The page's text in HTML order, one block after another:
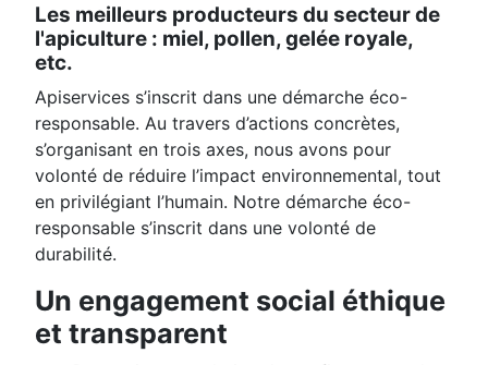
Les meilleurs producteurs du secteur de
l'apiculture : miel, pollen, gelée royale,
etc.
Apiservices s’inscrit dans une démarche éco-
responsable. Au travers d’actions concrètes,
s’organisant en trois axes, nous avons pour
volonté de réduire l’impact environnemental, tout
en privilégiant l’humain. Notre démarche éco-
responsable s’inscrit dans une volonté de
durabilité.
Un engagement social éthique
et transparent